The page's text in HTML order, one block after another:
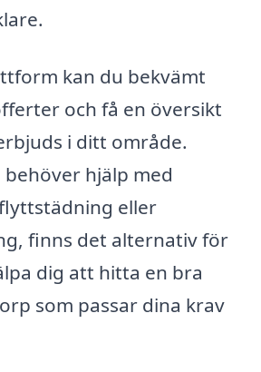
kan du bekvämt
och få en översikt
i ditt område.
hjälp med
eller
finns det alternativ för
dig att hitta en bra
som passar dina krav